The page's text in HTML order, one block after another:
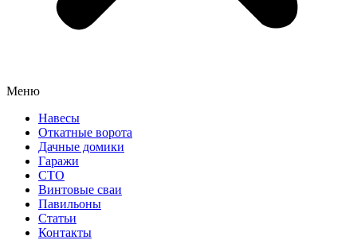
Меню
Навесы
Откатные ворота
Дачные домики
Гаражи
СТО
Винтовые сваи
Павильоны
Статьи
Контакты